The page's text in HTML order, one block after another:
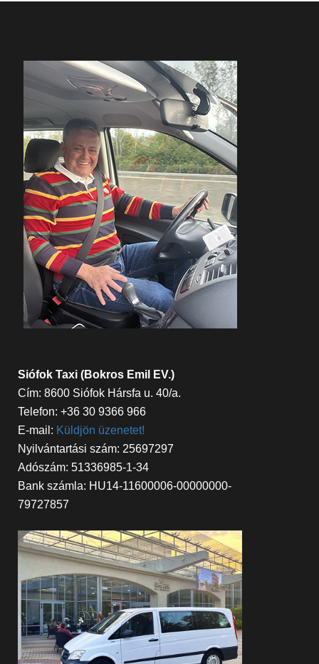
Siófok Taxi (Bokros Emil EV.)
Cím: 8600 Siófok Hársfa u. 40/a.
Telefon: +36 30 9366 966
E-mail: Küldjön üzenetet!
Nyilvántartási szám: 25697297
Adószám: 51336985-1-34
Bank számla: HU14-11600006-00000000-
79727857